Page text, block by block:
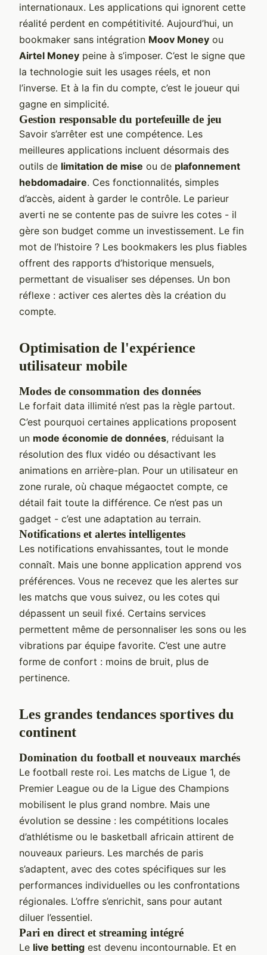
internationaux. Les applications qui ignorent cette
réalité perdent en compétitivité. Aujourd’hui, un
bookmaker sans intégration Moov Money ou
Airtel Money peine à s’imposer. C’est le signe que
la technologie suit les usages réels, et non
l’inverse. Et à la fin du compte, c’est le joueur qui
gagne en simplicité.
Gestion responsable du portefeuille de jeu
Savoir s’arrêter est une compétence. Les
meilleures applications incluent désormais des
outils de limitation de mise ou de plafonnement
hebdomadaire. Ces fonctionnalités, simples
d’accès, aident à garder le contrôle. Le parieur
averti ne se contente pas de suivre les cotes - il
gère son budget comme un investissement. Le fin
mot de l’histoire ? Les bookmakers les plus fiables
offrent des rapports d’historique mensuels,
permettant de visualiser ses dépenses. Un bon
réflexe : activer ces alertes dès la création du
compte.
Optimisation de l'expérience
utilisateur mobile
Modes de consommation des données
Le forfait data illimité n’est pas la règle partout.
C’est pourquoi certaines applications proposent
un mode économie de données, réduisant la
résolution des flux vidéo ou désactivant les
animations en arrière-plan. Pour un utilisateur en
zone rurale, où chaque mégaoctet compte, ce
détail fait toute la différence. Ce n’est pas un
gadget - c’est une adaptation au terrain.
Notifications et alertes intelligentes
Les notifications envahissantes, tout le monde
connaît. Mais une bonne application apprend vos
préférences. Vous ne recevez que les alertes sur
les matchs que vous suivez, ou les cotes qui
dépassent un seuil fixé. Certains services
permettent même de personnaliser les sons ou les
vibrations par équipe favorite. C’est une autre
forme de confort : moins de bruit, plus de
pertinence.
Les grandes tendances sportives du
continent
Domination du football et nouveaux marchés
Le football reste roi. Les matchs de Ligue 1, de
Premier League ou de la Ligue des Champions
mobilisent le plus grand nombre. Mais une
évolution se dessine : les compétitions locales
d’athlétisme ou le basketball africain attirent de
nouveaux parieurs. Les marchés de paris
s’adaptent, avec des cotes spécifiques sur les
performances individuelles ou les confrontations
régionales. L’offre s’enrichit, sans pour autant
diluer l’essentiel.
Pari en direct et streaming intégré
Le live betting est devenu incontournable. Et en